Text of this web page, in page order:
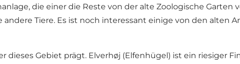
die einer die Reste von der alte Zoologische Garten
Tiere. Es ist noch interessant einige von den alten
Gebiet prägt. Elverhøj (Elfenhügel) ist ein riesiger